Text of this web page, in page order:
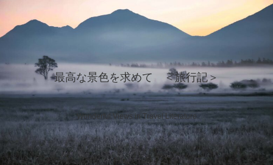
最高な景色を求めて ＜旅行記＞
Wonderful Views in Travel Literature